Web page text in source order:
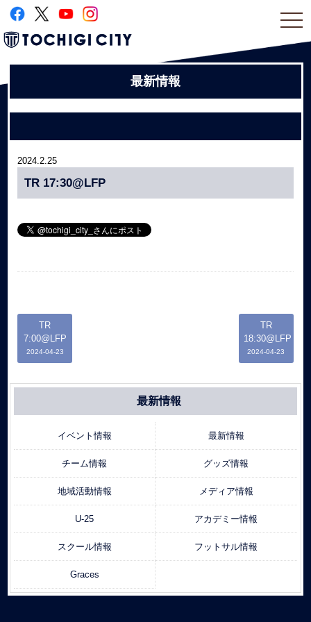
最新情報
2024.2.25
TR 17:30@LFP
TR
7:00@LFP
2024-04-23
TR
18:30@LFP
2024-04-23
最新情報
イベント情報 最新情報
チーム情報 グッズ情報
地域活動情報 メディア情報
U-25 アカデミー情報
スクール情報 フットサル情報
Graces